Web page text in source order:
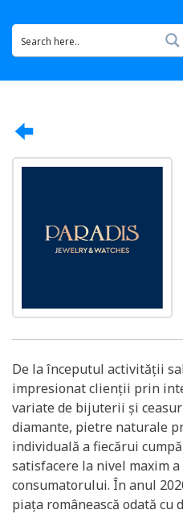
De la începutul activității
impresionat clienții prin
variate de bijuterii și
diamante, pietre naturale
individuală a fiecărui
satisfacere la nivel maxim
consumatorului. În anul
piața românească odată